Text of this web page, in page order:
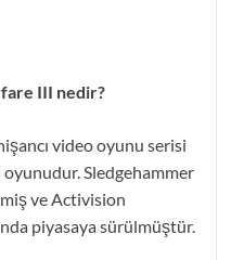
III nedir?
video oyunu serisi
Sledgehammer
ve Activision
piyasaya sürülmüştür.